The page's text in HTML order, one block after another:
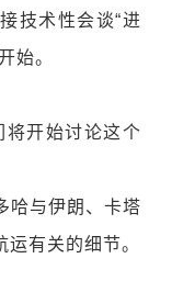
技术性会谈“进
始。
将开始讨论这个
哈与伊朗、卡塔
有关的细节。